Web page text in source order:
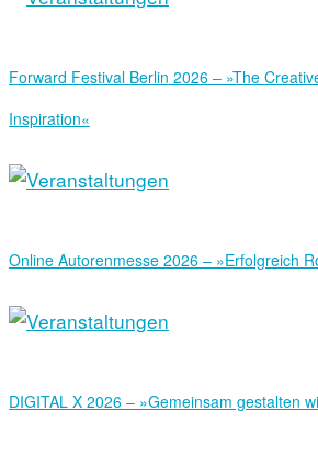
Forward Festival Berlin 2026 – »The
Inspiration«
Online Autorenmesse 2026 – »Erfolgreich
DIGITAL X 2026 – »Gemeinsam gestalten